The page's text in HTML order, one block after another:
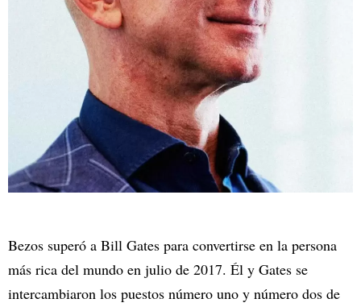
Bezos superó a Bill Gates para convertirse en la persona
más rica del mundo en julio de 2017. Él y Gates se
intercambiaron los puestos número uno y número dos de